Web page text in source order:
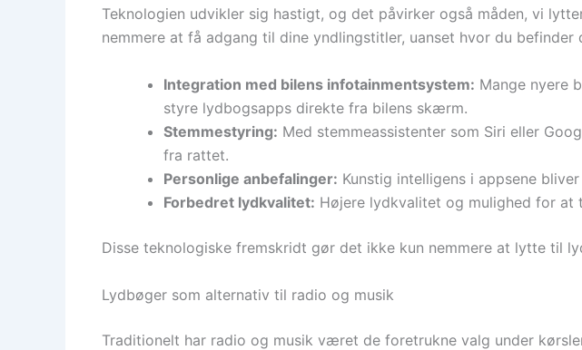
Teknologien udvikler sig hastigt, og det påvirker også måden, vi
nemmere at få adgang til dine yndlingstitler, uanset hvor du befinder
Integration med bilens infotainmentsystem: Mange nyere
styre lydbogsapps direkte fra bilens skærm.
Stemmestyring: Med stemmeassistenter som Siri eller
fra rattet.
Personlige anbefalinger: Kunstig intelligens i appsene
Forbedret lydkvalitet: Højere lydkvalitet og mulighed for at
Disse teknologiske fremskridt gør det ikke kun nemmere at lytte til
Lydbøger som alternativ til radio og musik
Traditionelt har radio og musik været de foretrukne valg under